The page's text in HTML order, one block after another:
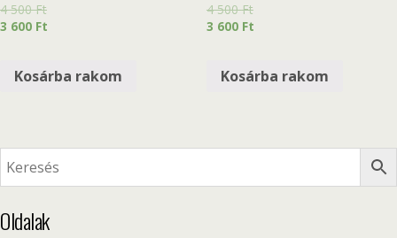
4 500Ft
3 600 Ft
Kosárba rakom
4 500Ft
3 600 Ft
Kosárba rakom
Oldalak